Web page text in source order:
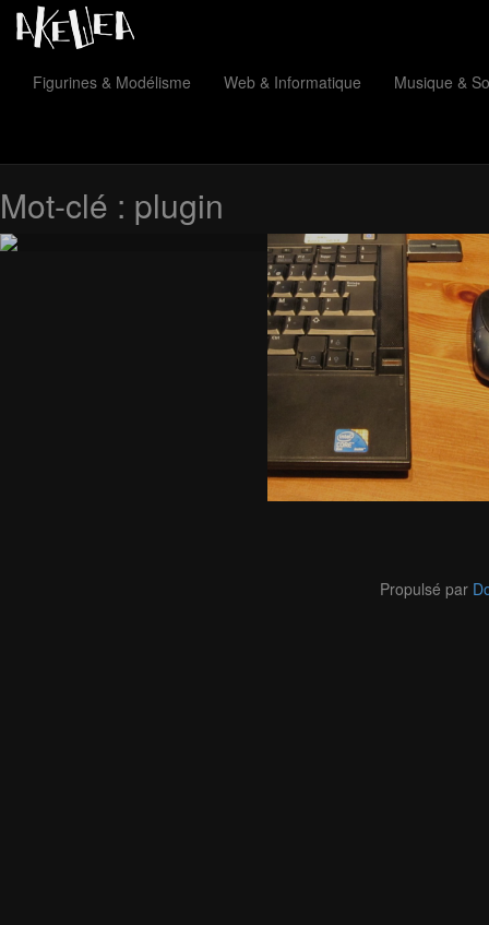
Figurines & Modélisme Web & Informatique Musique &
Mot-clé : plugin
Propulsé par